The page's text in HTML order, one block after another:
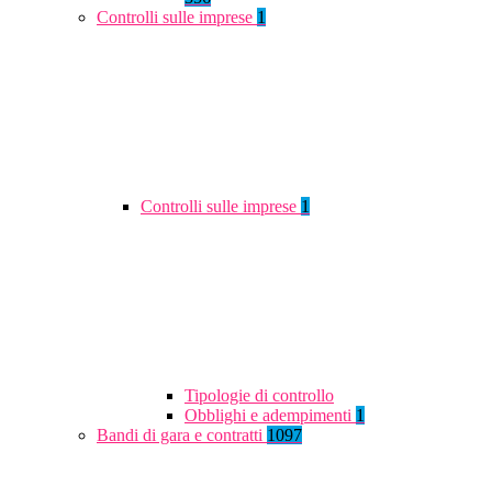
Controlli sulle imprese 1
Controlli sulle imprese 1
Tipologie di controllo
Obblighi e adempimenti 1
Bandi di gara e contratti 1097